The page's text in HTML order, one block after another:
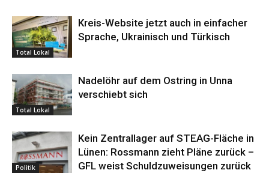
Total Lokal
Kreis-Website jetzt auch in einfacher
Sprache, Ukrainisch und Türkisch
Total Lokal
Nadelöhr auf dem Ostring in Unna
verschiebt sich
Politik
Kein Zentrallager auf STEAG-Fläche in
Lünen: Rossmann zieht Pläne zurück –
GFL weist Schuldzuweisungen zurück